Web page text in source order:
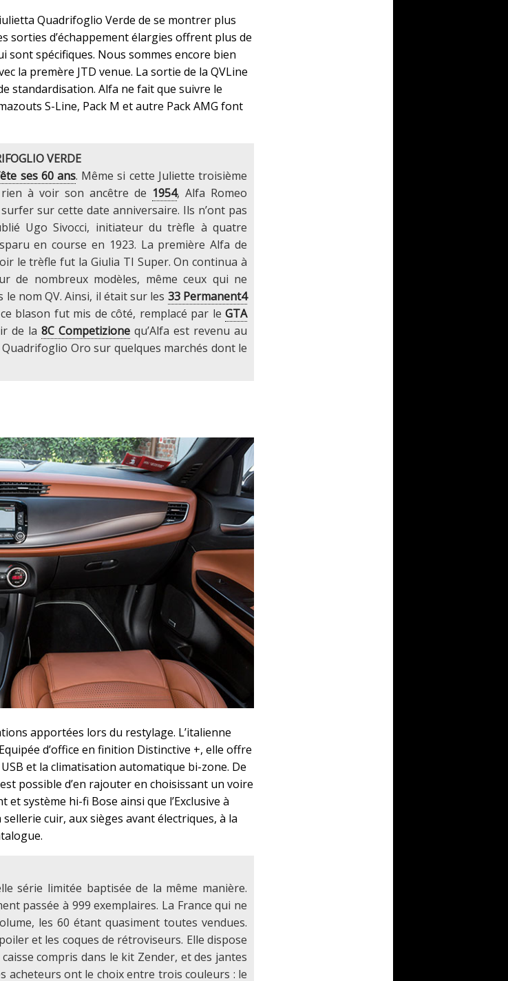
Quadrifoglio Verde de se montrer plus
sorties d’échappement élargies offrent plus de
sont spécifiques. Nous sommes encore bien
la premère JTD venue. La sortie de la QVLine
standardisation. Alfa ne fait que suivre le
S-Line, Pack M et autre Pack AMG font
VERDE
ses 60 ans. Même si cette Juliette troisième
à voir son ancêtre de 1954, Alfa Romeo
sur cette date anniversaire. Ils n’ont pas
Ugo Sivocci, initiateur du trèfle à quatre
en course en 1923. La première Alfa de
le trèfle fut la Giulia TI Super. On continua à
de nombreux modèles, même ceux qui ne
nom QV. Ainsi, il était sur les 33 Permanent4
blason fut mis de côté, remplacé par le GTA
de la 8C Competizione qu’Alfa est revenu au
Oro sur quelques marchés dont le
apportées lors du restylage. L’italienne
d’office en finition Distinctive +, elle offre
et la climatisation automatique bi-zone. De
possible d’en rajouter en choisissant un voire
système hi-fi Bose ainsi que l’Exclusive à
cuir, aux sièges avant électriques, à la
série limitée baptisée de la même manière.
passée à 999 exemplaires. La France qui ne
les 60 étant quasiment toutes vendues.
et les coques de rétroviseurs. Elle dispose
compris dans le kit Zender, et des jantes
acheteurs ont le choix entre trois couleurs : le